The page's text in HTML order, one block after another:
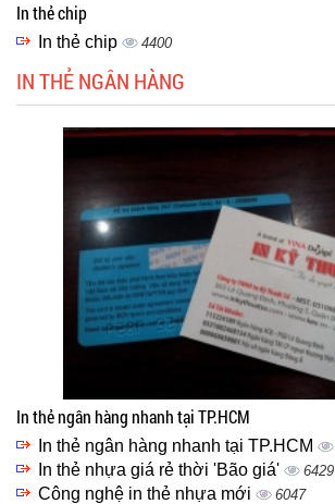
In thẻ chip
In thẻ chip 4400
IN THẺ NGÂN HÀNG
In thẻ ngân hàng nhanh tại TP.HCM
In thẻ ngân hàng nhanh tại TP.HCM
In thẻ nhựa giá rẻ thời 'Bão giá' 6429
Công nghệ in thẻ nhựa mới 6047